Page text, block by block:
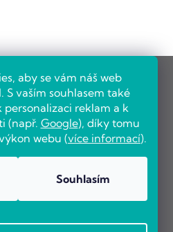
aby se vám náš web
S vaším souhlasem také
personalizaci reklam a k
(např. Google), díky tomu
webu (více informací).
Souhlasím